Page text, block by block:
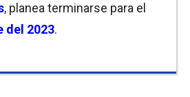
, planea terminarse para el
del 2023.